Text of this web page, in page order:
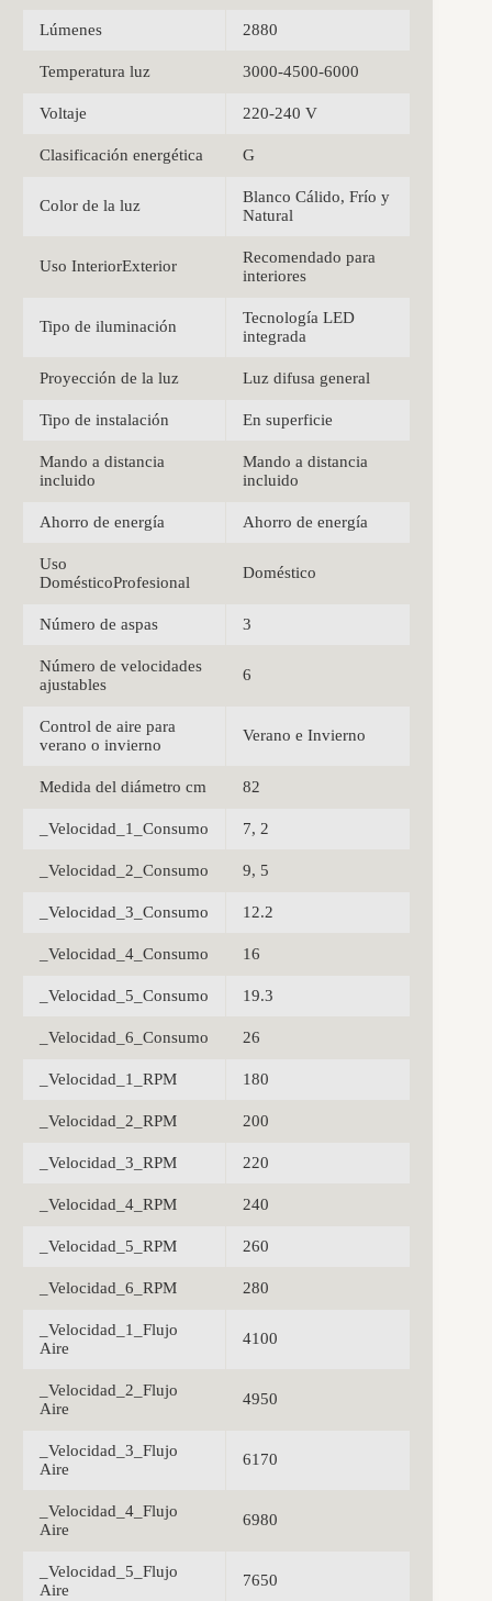
Lúmenes 2880
Temperatura luz 3000-4500-6000
Voltaje 220-240 V
Clasificación energética G
Color de la luz
Blanco Cálido, Frío y
Natural
Uso InteriorExterior
Recomendado para
interiores
Tipo de iluminación
Tecnología LED
integrada
Proyección de la luz Luz difusa general
Tipo de instalación En superficie
Mando a distancia
incluido
Mando a distancia
incluido
Ahorro de energía Ahorro de energía
Uso
DomésticoProfesional
Doméstico
Número de aspas 3
Número de velocidades
ajustables
6
Control de aire para
verano o invierno
Verano e Invierno
Medida del diámetro cm 82
_Velocidad_1_Consumo 7, 2
_Velocidad_2_Consumo 9, 5
_Velocidad_3_Consumo 12.2
_Velocidad_4_Consumo 16
_Velocidad_5_Consumo 19.3
_Velocidad_6_Consumo 26
_Velocidad_1_RPM 180
_Velocidad_2_RPM 200
_Velocidad_3_RPM 220
_Velocidad_4_RPM 240
_Velocidad_5_RPM 260
_Velocidad_6_RPM 280
_Velocidad_1_Flujo
Aire
4100
_Velocidad_2_Flujo
Aire
4950
_Velocidad_3_Flujo
Aire
6170
_Velocidad_4_Flujo
Aire
6980
_Velocidad_5_Flujo
Aire
7650